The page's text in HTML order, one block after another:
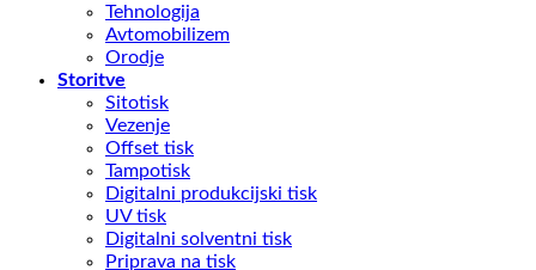
Tehnologija
Avtomobilizem
Orodje
Storitve
Sitotisk
Vezenje
Offset tisk
Tampotisk
Digitalni produkcijski tisk
UV tisk
Digitalni solventni tisk
Priprava na tisk